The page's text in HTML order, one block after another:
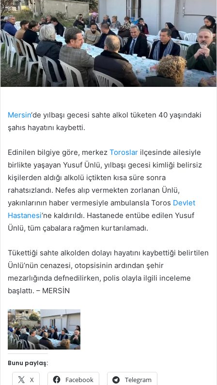
Mersin‘de yılbaşı gecesi sahte alkol tüketen 40 yaşındaki
şahıs hayatını kaybetti.
Edinilen bilgiye göre, merkez Toroslar ilçesinde ailesiyle
birlikte yaşayan Yusuf Ünlü, yılbaşı gecesi kimliği belirsiz
kişilerden aldığı alkolü içtikten kısa süre sonra
rahatsızlandı. Nefes alıp vermekten zorlanan Ünlü,
yakınlarının haber vermesiyle ambulansla Toros Devlet
Hastanesi‘ne kaldırıldı. Hastanede entübe edilen Yusuf
Ünlü, tüm çabalara rağmen kurtarılamadı.
Tükettiği sahte alkolden dolayı hayatını kaybettiği belirtilen
Ünlü’nün cenazesi, otopsisinin ardından şehir
mezarlığında defnedilirken, polis olayla ilgili inceleme
başlattı. – MERSİN
Bunu paylaş:
X Facebook Telegram